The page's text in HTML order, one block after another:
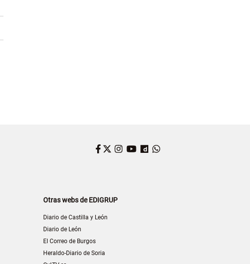
Facebook
Twitter
Instagram
YouTube
Dailymotion
Otras webs de EDIGRUP
Diario de Castilla y León
Diario de León
El Correo de Burgos
Heraldo-Diario de Soria